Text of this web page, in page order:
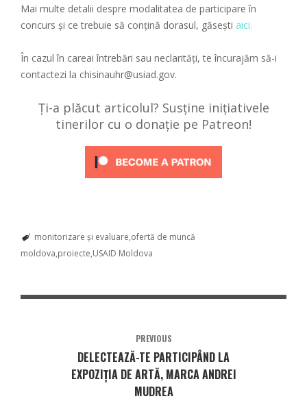
Mai multe detalii despre modalitatea de participare în
concurs și ce trebuie să conțină dorasul, găsești aici.
În cazul în careai întrebări sau neclarități, te încurajăm să-i
contactezi la chisinauhr@usiad.gov.
Ți-a plăcut articolul? Susține inițiativele
tinerilor cu o donație pe Patreon!
monitorizare și evaluare ofertă de muncă
moldova proiecte USAID Moldova
PREVIOUS
DELECTEAZĂ-TE PARTICIPÂND LA
EXPOZIȚIA DE ARTĂ, MARCA ANDREI
MUDREA